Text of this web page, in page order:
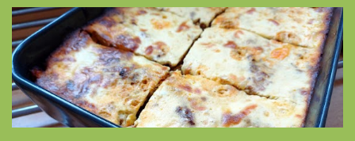
добре и се оставя на страна да набъбне. За чийз крема: 🟢3БП
обезмаслено крем сирене Кауфланд 200гр. + 1 равна с.л скир 🟠1БП
яйце 1бр. Ванилия Не подслаждам! За отгоре: 🟢4БВ сини сливи
360гр. Канела Мазнините са удвоени за белтъците и крем сиренето!
В голяма силиконова форма за тарт, разпределих така: 🥧1- ви слой
от кексово тесто 🥧2- ри слой чийз крем 🥧3- ти слой нарязани сини
сливи Канелата поръсих след изпичане, за да не е много натрапчива и
в голямо количество. Сладкиша изпекох в загрята фурна на 180